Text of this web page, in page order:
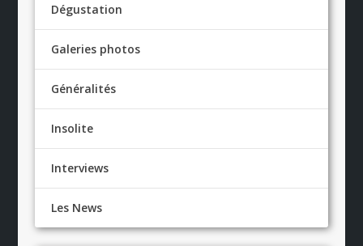
Dégustation
Galeries photos
Généralités
Insolite
Interviews
Les News